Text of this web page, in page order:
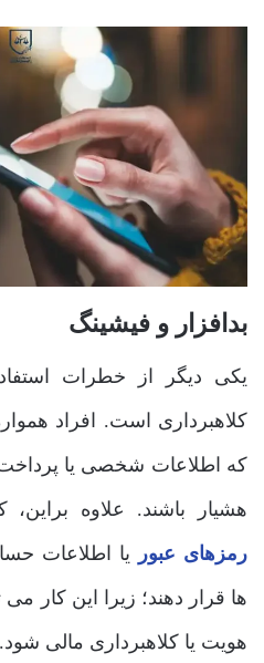
بدافزار و فیشینگ
یکی دیگر از خطرات
کلاهبرداری است. افراد
که اطلاعات شخصی یا
هشیار باشند. علاوه براین،
رمزهای عبور
یا اطلاعات
ها قرار دهند؛ زیرا این کار
هویت یا کلاهبرداری مالی شود.